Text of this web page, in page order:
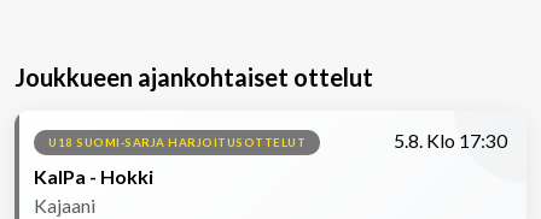
Joukkueen ajankohtaiset ottelut
U18 SUOMI-SARJA HARJOITUSOTTELUT
5.8. Klo 17:30
KalPa - Hokki
Kajaani